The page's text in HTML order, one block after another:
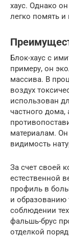
хаус. Однако
легко помять и
Блок-хаус с
примеру, он
массива. В
воздух
использован
частного дома,
материалам.
видимость
За счет своей
естественной
профиль в
и образованию
соблюдении
фальшь-брус
отделкой